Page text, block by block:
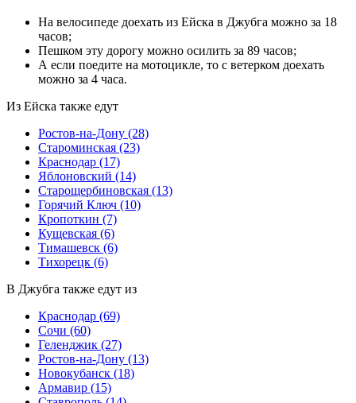
На велосипеде доехать из Ейска в Джубга можно за 18
часов;
Пешком эту дорогу можно осилить за 89 часов;
А если поедите на мотоцикле, то с ветерком доехать
можно за 4 часа.
Из Ейска также едут
Ростов-на-Дону (28)
Староминская (23)
Краснодар (17)
Яблоновский (14)
Старощербиновская (13)
Горячий Ключ (10)
Кропоткин (7)
Кущевская (6)
Тимашевск (6)
Тихорецк (6)
В Джубга также едут из
Краснодар (69)
Сочи (60)
Геленджик (27)
Ростов-на-Дону (13)
Новокубанск (18)
Армавир (15)